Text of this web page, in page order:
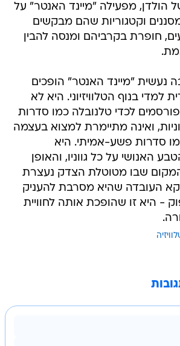
הולדן, מפעילה "מיינד האנטר" על
וקטגוריות שהם מבקשים
חופרת בקרביהם ומנסה להבין
נעשית "מיינד האנטר" הופכים
למדי בנוף הטלוויזיוני. היא לא
לכדי טלנובלה כמו סדרות
ואינה מתיימרת למצוא בעצמה
סדרות פשע-אמיתי. היא
האנושי על כל גווניו, והאופן
שבו מטוטלת הצדק נעצרת
העובדה שהיא מסרבת להעניק
- היא זו שהופכת אותה לחוויית